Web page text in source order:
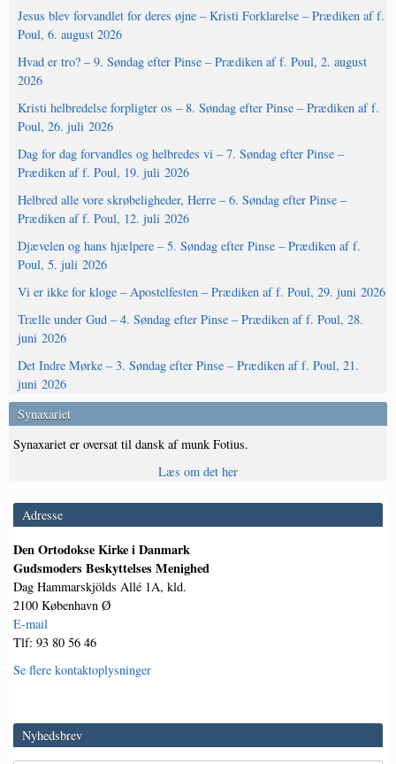
Jesus blev forvandlet for deres øjne – Kristi Forklarelse – Prædiken af f.
Poul, 6. august 2026
Hvad er tro? – 9. Søndag efter Pinse – Prædiken af f. Poul, 2. august
2026
Kristi helbredelse forpligter os – 8. Søndag efter Pinse – Prædiken af f.
Poul, 26. juli 2026
Dag for dag forvandles og helbredes vi – 7. Søndag efter Pinse –
Prædiken af f. Poul, 19. juli 2026
Helbred alle vore skrøbeligheder, Herre – 6. Søndag efter Pinse –
Prædiken af f. Poul, 12. juli 2026
Djævelen og hans hjælpere – 5. Søndag efter Pinse – Prædiken af f.
Poul, 5. juli 2026
Vi er ikke for kloge – Apostelfesten – Prædiken af f. Poul, 29. juni 2026
Trælle under Gud – 4. Søndag efter Pinse – Prædiken af f. Poul, 28.
juni 2026
Det Indre Mørke – 3. Søndag efter Pinse – Prædiken af f. Poul, 21.
juni 2026
Synaxariet
Synaxariet er oversat til dansk af munk Fotius.
Læs om det her
Adresse
Den Ortodokse Kirke i Danmark
Gudsmoders Beskyttelses Menighed
Dag Hammarskjölds Allé 1A, kld.
2100 København Ø
E-mail
Tlf: 93 80 56 46
Se flere kontaktoplysninger
Nyhedsbrev